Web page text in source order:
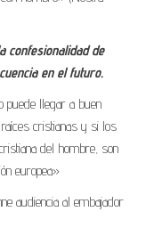
confesionalidad de
en el futuro.
puede llegar a buen
cristianas y si los
del hombre, son
europea»
audiencia al embajador